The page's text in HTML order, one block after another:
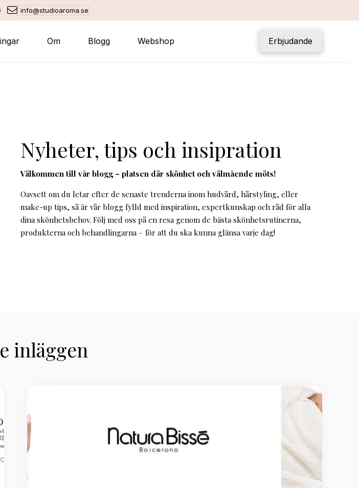
info@studioaroma.se
Om Blogg Webshop Erbjudande
Nyheter, tips och insipration
Välkommen till vår blogg – platsen där skönhet och välmående möts!
Oavsett om du letar efter de senaste trenderna inom hudvård, hårstyling, eller
make-up tips, så är vår blogg fylld med inspiration, expertkunskap och råd för alla
dina skönhetsbehov. Följ med oss på en resa genom de bästa skönhetsrutinerna,
produkterna och behandlingarna – för att du ska kunna glänsa varje dag!
inläggen